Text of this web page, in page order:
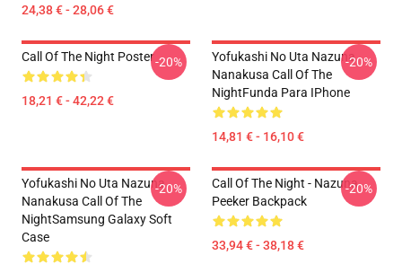
24,38 € - 28,06 €
Call Of The Night Poster
18,21 € - 42,22 €
-20%
Yofukashi No Uta Nazuna
Nanakusa Call Of The
NightFunda Para IPhone
14,81 € - 16,10 €
-20%
Yofukashi No Uta Nazuna
Nanakusa Call Of The
NightSamsung Galaxy Soft
Case
-20%
Call Of The Night - Nazuna
Peeker Backpack
33,94 € - 38,18 €
-20%